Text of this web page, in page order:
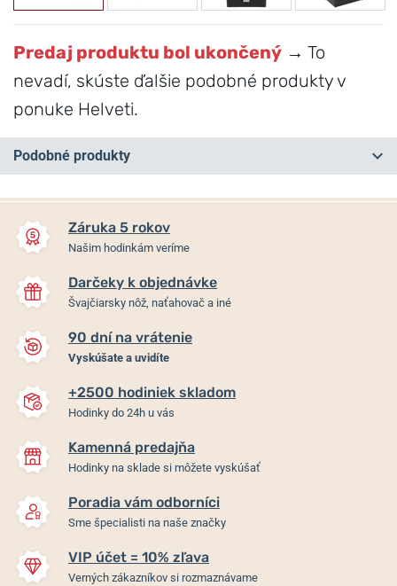
Predaj produktu bol ukončený → To
nevadí, skúste ďalšie podobné produkty v
ponuke Helveti.
Podobné produkty
Puzdro hodiniek Helveti
Donut
Skladom
12 €
Záruka 5 rokov
Našim hodinkám veríme
Darčeky k objednávke
Švajčiarsky nôž, naťahovač a iné
90 dní na vrátenie
Vyskúšate a uvidíte
+2500 hodiniek skladom
Hodinky do 24h u vás
Kamenná predajňa
Hodinky na sklade si môžete vyskúšať
Poradia vám odborníci
Sme špecialisti na naše značky
VIP účet = 10% zľava
Verných zákazníkov si rozmaznávame